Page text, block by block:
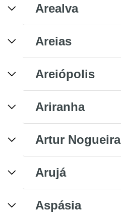
Arealva
Areias
Areiópolis
Ariranha
Artur Nogueira
Arujá
Aspásia